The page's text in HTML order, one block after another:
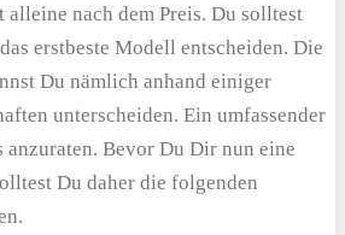
nach dem Preis. Du solltest
erstbeste Modell entscheiden. Die
Du nämlich anhand einiger
unterscheiden. Ein umfassender
Bevor Du Dir nun eine
Du daher die folgenden